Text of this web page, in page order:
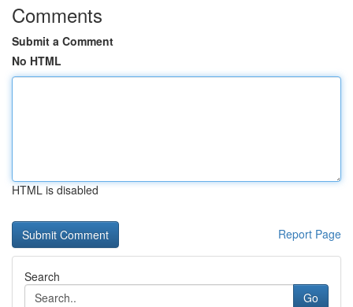
Comments
Submit a Comment
No HTML
HTML is disabled
Report Page
Search
Go